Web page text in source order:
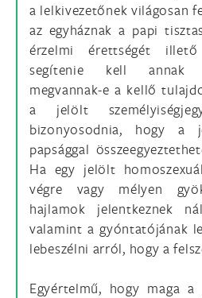
a lelkivezetőnek világosan
az egyháznak a papi
érzelmi érettségét
segítenie kell annak
megvannak-e a kellő
a jelölt
bizonyosodnia, hogy a
papsággal
Ha egy jelölt
végre vagy mélyen
hajlamok jelent­keznek
valamint a gyóntatójának
le­beszélni arról, hogy a
Egyértelmű, hogy maga